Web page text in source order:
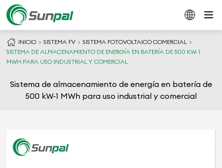
INICIO SISTEMA FV
SISTEMA FOTOVOLTAICO COMERCIAL
SISTEMA DE ALMACENAMIENTO DE ENERGÍA EN BATERÍA DE 500 KW-1
MWH PARA USO INDUSTRIAL Y COMERCIAL
Sistema de almacenamiento de energía en batería de
500 kW-1 MWh para uso industrial y comercial